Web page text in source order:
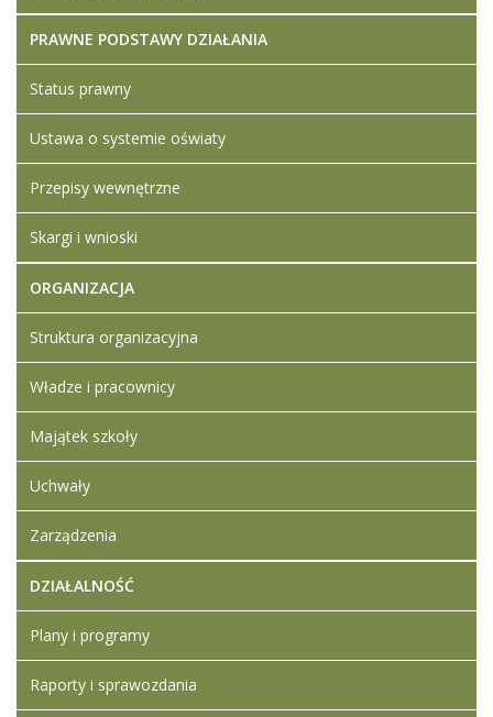
*Pole wymagane
Nazwa*
E-mail*
Temat*
Wiadomość*
Wyślij kopię do siebie
(opcjonalnie)
PRAWNE PODSTAWY DZIAŁANIA
Status prawny
Ustawa o systemie oświaty
Przepisy wewnętrzne
Skargi i wnioski
ORGANIZACJA
Struktura organizacyjna
Władze i pracownicy
Majątek szkoły
Uchwały
Zarządzenia
DZIAŁALNOŚĆ
Plany i programy
Raporty i sprawozdania